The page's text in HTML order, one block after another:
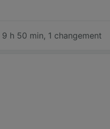
9 h 50 min, 1 changement